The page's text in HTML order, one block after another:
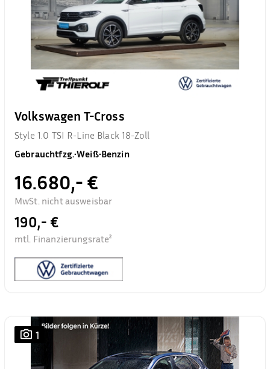
Volkswagen T-Cross
Style 1.0 TSI R-Line Black 18-Zoll
Gebrauchtfzg.•Weiß•Benzin
16.680,- €
MwSt. nicht ausweisbar
190,- €
mtl. Finanzierungsrate²
1